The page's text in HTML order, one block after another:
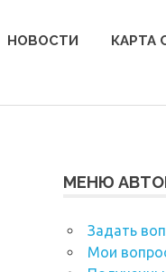
НОВОСТИ КАРТА
МЕНЮ
Задать
Мои